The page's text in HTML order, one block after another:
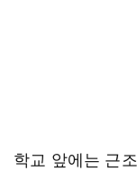
학교 앞에는 근